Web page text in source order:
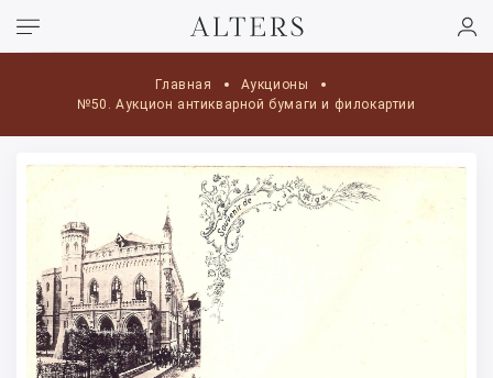
Главная
Аукционы
№50. Аукцион антикварной бумаги и филокартии